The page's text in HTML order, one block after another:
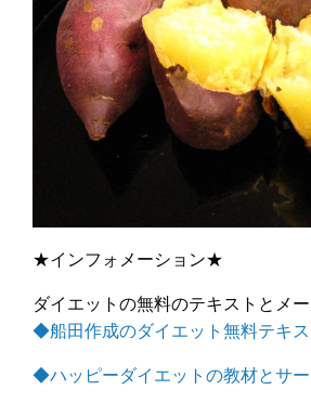
★インフォメーション★
ダイエットの無料のテキストとメ
◆船田作成のダイエット無料テキ
◆ハッピーダイエットの教材とサ